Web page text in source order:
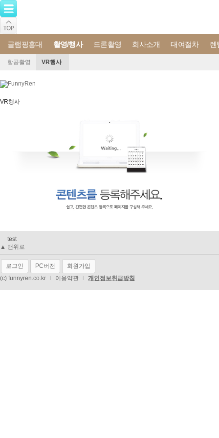
글램핑홍대 촬영/행사 드론촬영 회사소개 대여절차 렌
항공촬영 VR행사
VR행사
test
▲ 맨위로
로그인 PC버전
회원가입
(c) funnyren.co.kr
이용약관 개인정보취급방침